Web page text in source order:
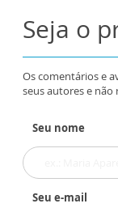
Seja o
Os comentários e
seus autores e
Seu nome
Seu e-mail